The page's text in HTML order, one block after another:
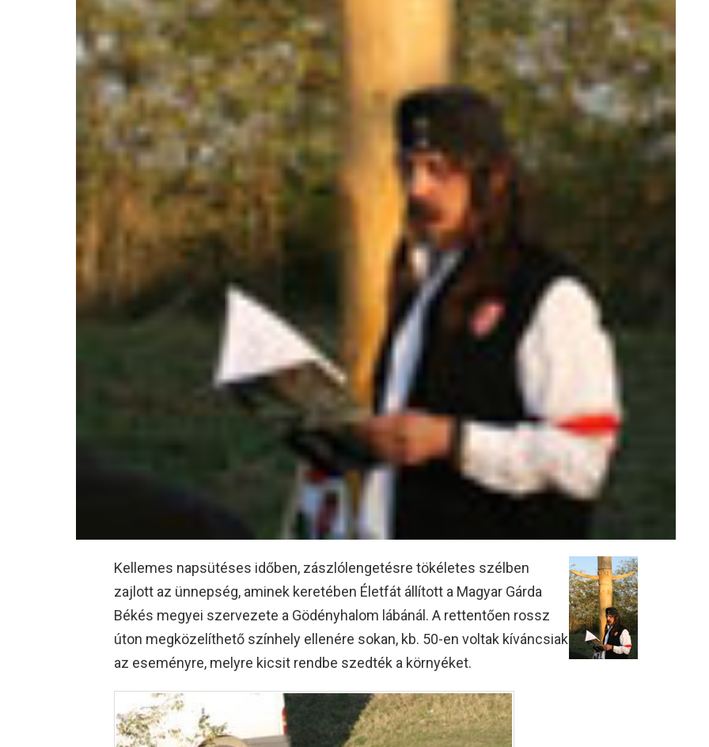
Kellemes napsütéses időben, zászlólengetésre tökéletes szélben
zajlott az ünnepség, aminek keretében Életfát állított a Magyar Gárda
Békés megyei szervezete a Gödényhalom lábánál. A rettentően rossz
úton megközelíthető színhely ellenére sokan, kb. 50-en voltak kíváncsiak
az eseményre, melyre kicsit rendbe szedték a környéket.